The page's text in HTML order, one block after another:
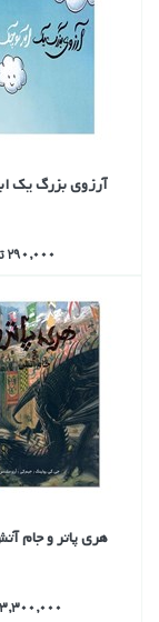
آرزوي بزرگ يك
290,000 تومان
هري پاتر و جام
3,300,000 تومان